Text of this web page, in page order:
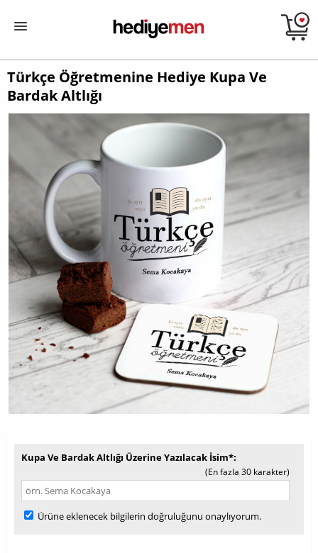
Türkçe Öğretmenine Hediye Kupa Ve
Bardak Altlığı
Kupa Ve Bardak Altlığı Üzerine Yazılacak İsim*
(En fazla 30 karakter)
Ürüne eklenecek bilgilerin doğruluğunu onaylıyorum.